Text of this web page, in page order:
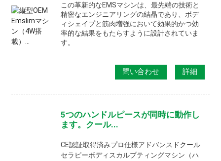
この革新的なEMSマシンは、最先端の技術と
精密なエンジニアリングの結晶であり、ボデ
ィシェイプと筋肉増強において効果的かつ効
率的な結果をもたらすように設計されていま
す。
問い合わせ 詳細
5つのハンドルピースが同時に動作し
ます。クール...
CE認証取得済みプロ仕様アドバンスドクール
セラピーボディスカルプティングマシン（ハ